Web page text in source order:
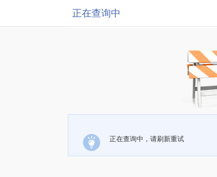
正在查询中
正在查询中，请刷新重试